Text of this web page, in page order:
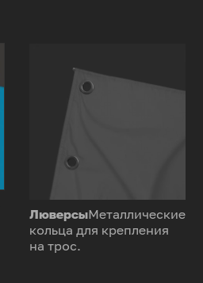
ЛюверсыМеталлические
кольца для крепления
на трос.